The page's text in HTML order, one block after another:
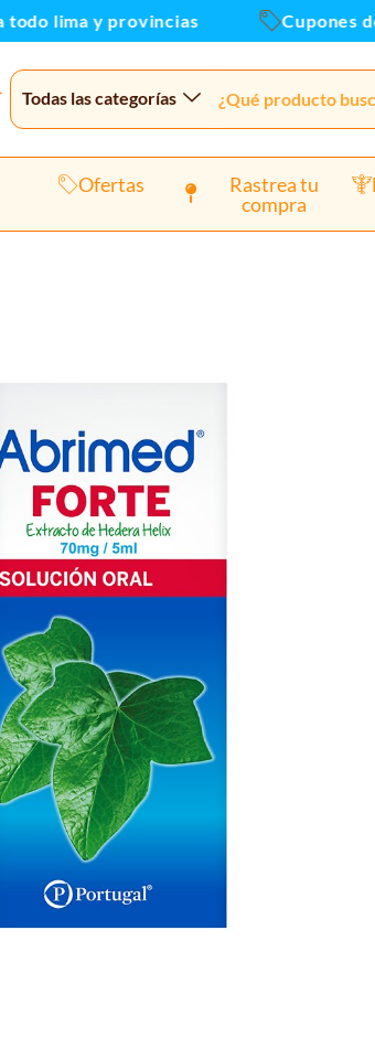
lima y provincias Cupones de
Todas las categorías
Ofertas
Rastrea tu
compra